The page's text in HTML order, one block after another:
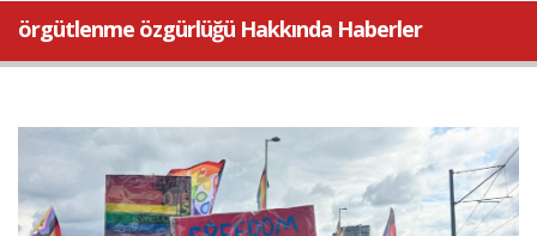
örgütlenme özgürlüğü Hakkında Haberler